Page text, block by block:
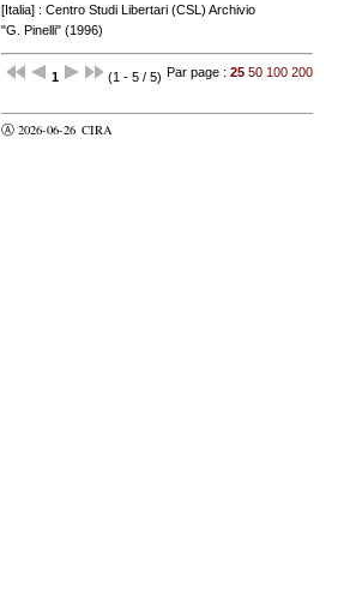
[Italia] : Centro Studi Libertari (CSL) Archivio
"G. Pinelli" (1996)
1 (1 - 5 / 5) Par page : 25 50 100 200
Ⓐ 2026-06-26 CIRA